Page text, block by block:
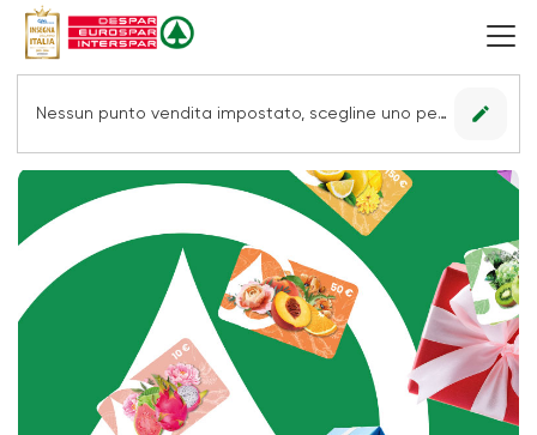
Nessun punto vendita impostato, scegline uno per vedere le offerte. edit